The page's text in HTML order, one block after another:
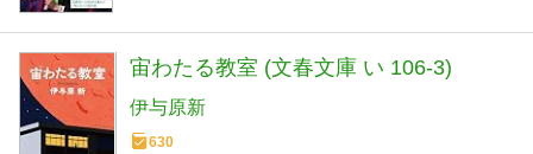
宙わたる教室 (文春文庫 い 106-3)
伊与原新
630